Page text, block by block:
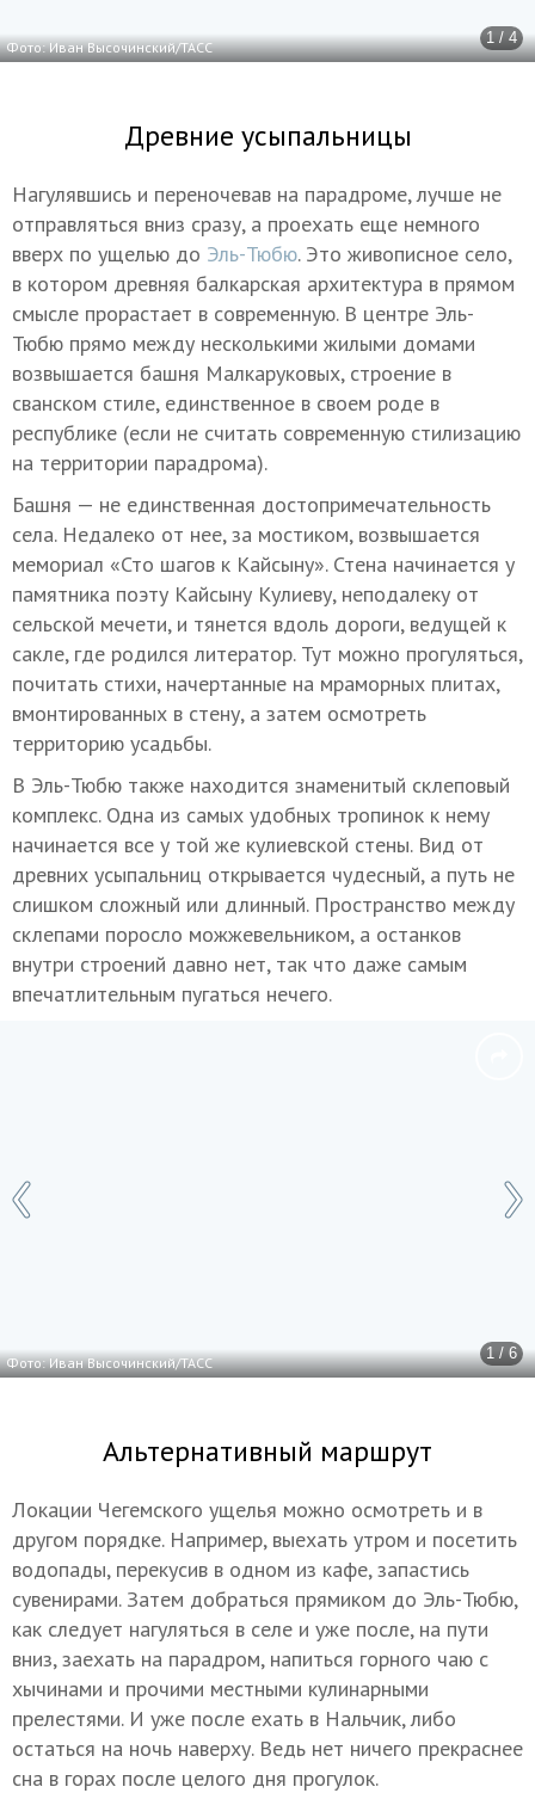
1 / 4
Фото: Иван Высочинский/ТАСС
Древние усыпальницы
Нагулявшись и переночевав на парадроме, лучше не
отправляться вниз сразу, а проехать еще немного
вверх по ущелью до Эль-Тюбю. Это живописное село,
в котором древняя балкарская архитектура в прямом
смысле прорастает в современную. В центре Эль-
Тюбю прямо между несколькими жилыми домами
возвышается башня Малкаруковых, строение в
сванском стиле, единственное в своем роде в
республике (если не считать современную стилизацию
на территории парадрома).
Башня — не единственная достопримечательность
села. Недалеко от нее, за мостиком, возвышается
мемориал «Сто шагов к Кайсыну». Стена начинается у
памятника поэту Кайсыну Кулиеву, неподалеку от
сельской мечети, и тянется вдоль дороги, ведущей к
сакле, где родился литератор. Тут можно прогуляться,
почитать стихи, начертанные на мраморных плитах,
вмонтированных в стену, а затем осмотреть
территорию усадьбы.
В Эль-Тюбю также находится знаменитый склеповый
комплекс. Одна из самых удобных тропинок к нему
начинается все у той же кулиевской стены. Вид от
древних усыпальниц открывается чудесный, а путь не
слишком сложный или длинный. Пространство между
склепами поросло можжевельником, а останков
внутри строений давно нет, так что даже самым
впечатлительным пугаться нечего.
1 / 6
Фото: Иван Высочинский/ТАСС
Альтернативный маршрут
Локации Чегемского ущелья можно осмотреть и в
другом порядке. Например, выехать утром и посетить
водопады, перекусив в одном из кафе, запастись
сувенирами. Затем добраться прямиком до Эль-Тюбю,
как следует нагуляться в селе и уже после, на пути
вниз, заехать на парадром, напиться горного чаю с
хычинами и прочими местными кулинарными
прелестями. И уже после ехать в Нальчик, либо
остаться на ночь наверху. Ведь нет ничего прекраснее
сна в горах после целого дня прогулок.